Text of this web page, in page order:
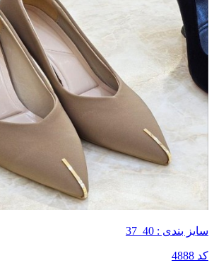
سایز بندی : 40_37
کد 4888